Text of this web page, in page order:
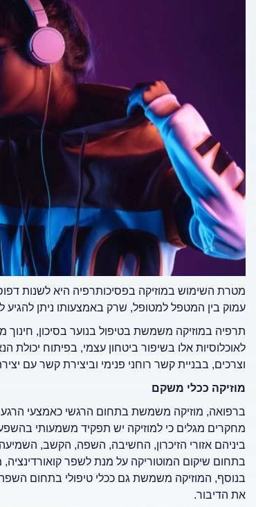
מטרת השימוש במוזיקה בפסיכותרפיה היא לשנות
עמוק בין המטפל למטופל, שרק באמצעותו ניתן להגיע
תרפיה במוזיקה משמשת בטיפול בנוער בסיכון,
לאוכלוסיות אלו בשיפור ביטחון עצמי, בפיתוח
וצרכים, בבניית קשר רוחני פנימי וביצירת קשר עם
מוזיקה ככלי משקם
ברפואה, מוזיקה משמשת בתחום הרגשי כאמצעי
מחקרים מגלים כי למוזיקה יש תפקיד משמעותי
ביניהם אזורי הזיכרון, החשיבה, השפה, הקשב,
בתחום שיקום המוטוריקה על מנת לשפר קואורדינציה,
בנוסף, המוזיקה משמשת גם ככלי טיפולי בתחום
את הדיבור.